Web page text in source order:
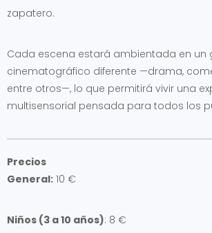
zapatero.
Cada escena estará ambientada en un
cinematográfico diferente —drama,
entre otros—, lo que permitirá vivir una
multisensorial pensada para todos los
Precios
General: 10 €
Niños (3 a 10 años): 8 €